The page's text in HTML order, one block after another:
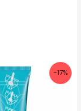
-17%